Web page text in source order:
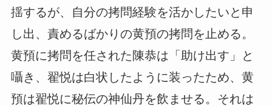
揺するが、自分の拷問経験を活かしたいと申
し出、責めるばかりの黄預の拷問を止める。
黄預に拷問を任された陳恭は「助け出す」と
囁き、翟悦は白状したように装ったため、黄
預は翟悦に秘伝の神仙丹を飲ませる。それは